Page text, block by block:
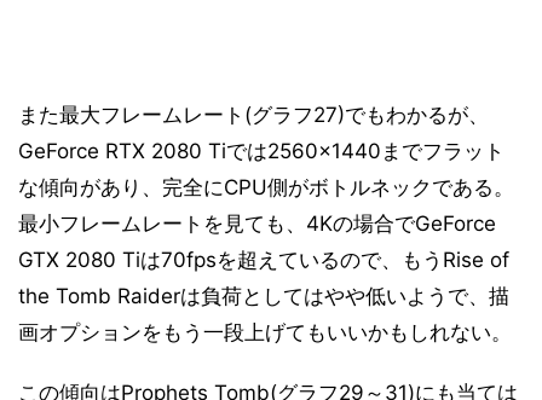
また最大フレームレート(グラフ27)でもわかるが、
GeForce RTX 2080 Tiでは2560×1440までフラット
な傾向があり、完全にCPU側がボトルネックである。
最小フレームレートを見ても、4Kの場合でGeForce
GTX 2080 Tiは70fpsを超えているので、もうRise of
the Tomb Raiderは負荷としてはやや低いようで、描
画オプションをもう一段上げてもいいかもしれない。
この傾向はProphets Tomb(グラフ29～31)にも当ては